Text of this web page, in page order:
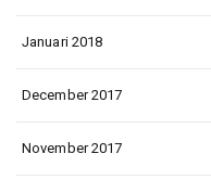
Januari 2018
December 2017
November 2017